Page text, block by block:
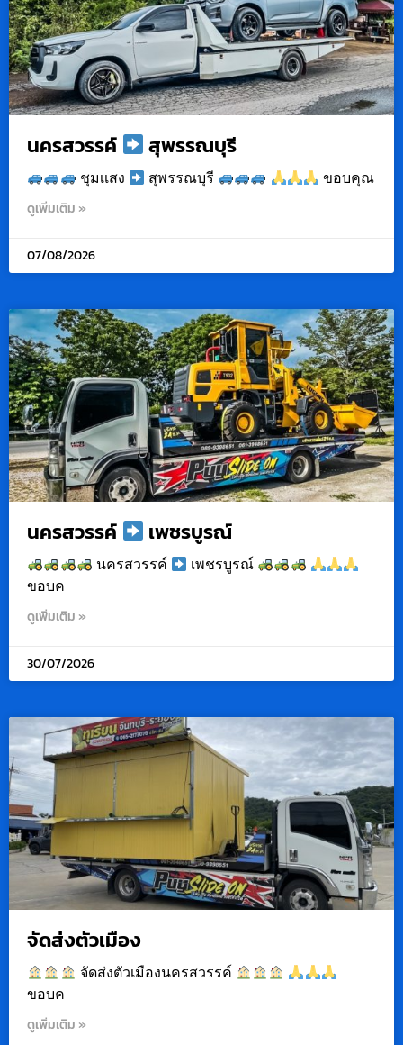
นครสวรรค์ สุพรรณบุรี
ชุมเเสง สุพรรณบุรี ขอบคุณ
ดูเพิ่มเติม »
07/08/2026
นครสวรรค์ เพชรบูรณ์
นครสวรรค์
เพชรบูรณ์
ขอบค
ดูเพิ่มเติม »
30/07/2026
จัดส่งตัวเมือง
จัดส่งตัวเมืองนครสวรรค์
ขอบค
ดูเพิ่มเติม »